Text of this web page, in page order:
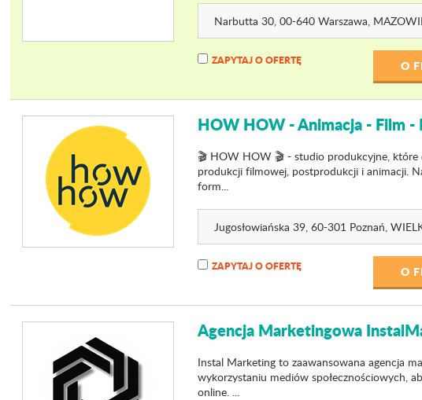
Narbutta 30, 00-640 Warszawa,
ZAPYTAJ O OFERTĘ O
HOW HOW - Animacja - Film
🎬 HOW HOW 🎬 - studio produkcyjne,
produkcji filmowej, postprodukcji i animacji.
form...
Jugosłowiańska 39, 60-301 Poznań,
ZAPYTAJ O OFERTĘ O
Agencja Marketingowa
Instal Marketing to zaawansowana agencja
wykorzystaniu mediów społecznościowych,
online. ...